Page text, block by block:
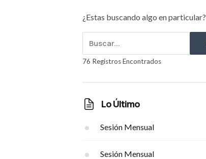
¿Estas buscando algo en particular?
76 Registros Encontrados
Lo Último
Sesión Mensual
Sesión Mensual